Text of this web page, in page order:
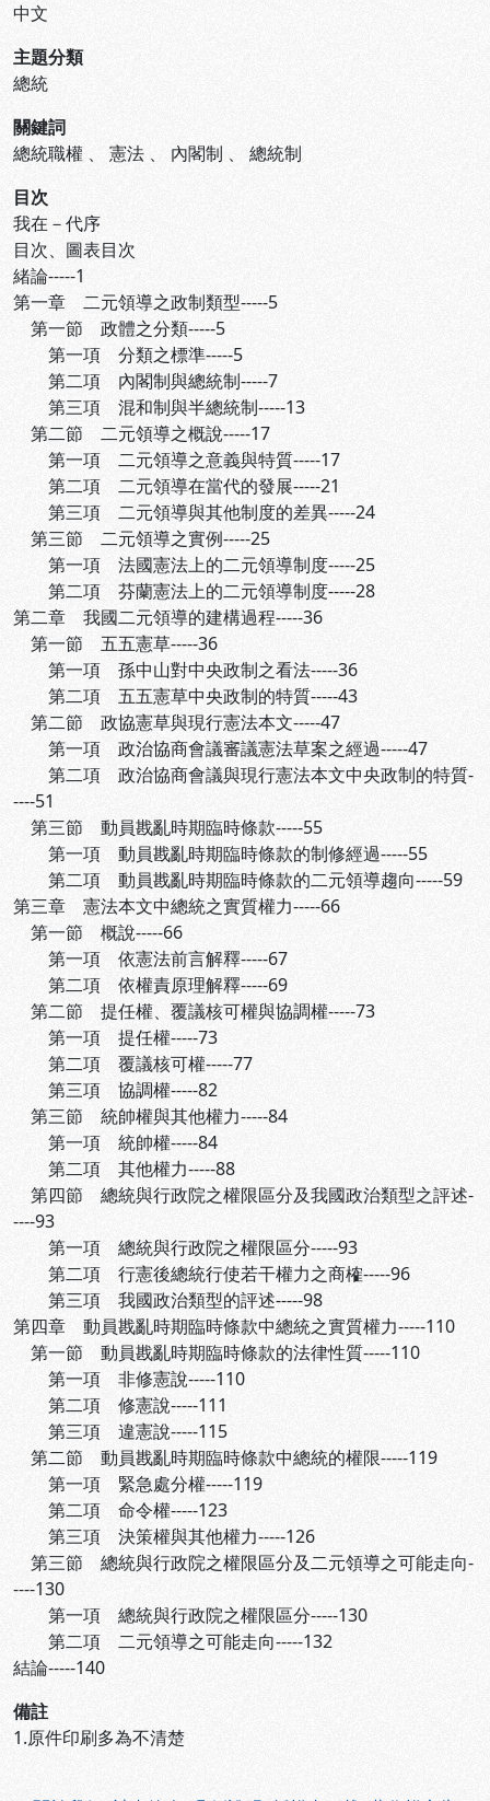
中文
主題分類
總統
關鍵詞
總統職權 、 憲法 、 內閣制 、 總統制
目次
我在－代序
目次、圖表目次
緒論-----1
第一章 二元領導之政制類型-----5
第一節 政體之分類-----5
第一項 分類之標準-----5
第二項 內閣制與總統制-----7
第三項 混和制與半總統制-----13
第二節 二元領導之概說-----17
第一項 二元領導之意義與特質-----17
第二項 二元領導在當代的發展-----21
第三項 二元領導與其他制度的差異-----24
第三節 二元領導之實例-----25
第一項 法國憲法上的二元領導制度-----25
第二項 芬蘭憲法上的二元領導制度-----28
第二章 我國二元領導的建構過程-----36
第一節 五五憲草-----36
第一項 孫中山對中央政制之看法-----36
第二項 五五憲草中央政制的特質-----43
第二節 政協憲草與現行憲法本文-----47
第一項 政治協商會議審議憲法草案之經過-----47
第二項 政治協商會議與現行憲法本文中央政制的特質-
----51
第三節 動員戡亂時期臨時條款-----55
第一項 動員戡亂時期臨時條款的制修經過-----55
第二項 動員戡亂時期臨時條款的二元領導趨向-----59
第三章 憲法本文中總統之實質權力-----66
第一節 概說-----66
第一項 依憲法前言解釋-----67
第二項 依權責原理解釋-----69
第二節 提任權、覆議核可權與協調權-----73
第一項 提任權-----73
第二項 覆議核可權-----77
第三項 協調權-----82
第三節 統帥權與其他權力-----84
第一項 統帥權-----84
第二項 其他權力-----88
第四節 總統與行政院之權限區分及我國政治類型之評述-
----93
第一項 總統與行政院之權限區分-----93
第二項 行憲後總統行使若干權力之商榷-----96
第三項 我國政治類型的評述-----98
第四章 動員戡亂時期臨時條款中總統之實質權力-----110
第一節 動員戡亂時期臨時條款的法律性質-----110
第一項 非修憲說-----110
第二項 修憲說-----111
第三項 違憲說-----115
第二節 動員戡亂時期臨時條款中總統的權限-----119
第一項 緊急處分權-----119
第二項 命令權-----123
第三項 決策權與其他權力-----126
第三節 總統與行政院之權限區分及二元領導之可能走向-
----130
第一項 總統與行政院之權限區分-----130
第二項 二元領導之可能走向-----132
結論-----140
備註
1.原件印刷多為不清楚